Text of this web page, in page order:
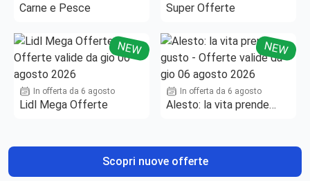
Carne e Pesce Super Offerte
NEW
In offerta da 6 agosto
Lidl Mega Offerte
NEW
In offerta da 6 agosto
Alesto: la vita prende
Scopri nuove offerte